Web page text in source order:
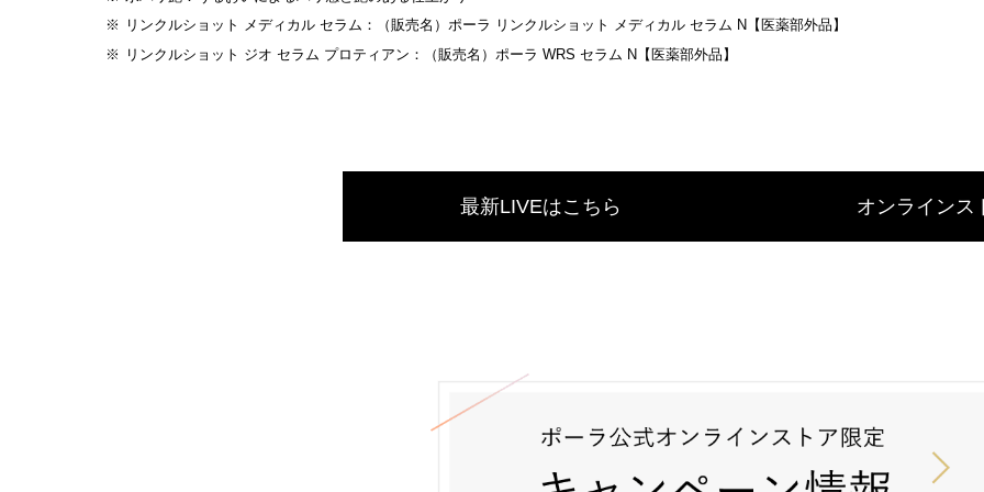
リンクルショット メディカル セラム：（販売名）ポーラ リンクルショット メディカル セラム N【医薬部外品】
リンクルショット ジオ セラム プロティアン：（販売名）ポーラ WRS セラム N【医薬部外品】
最新LIVEはこちら オンラインス